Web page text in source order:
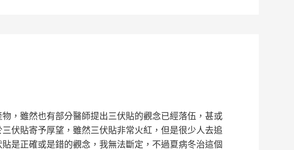
，雖然也有部分醫師提出三伏貼的觀念已經落伍，甚或
伏貼寄予厚望，雖然三伏貼非常火紅，但是很少人去追
是正確或是錯的觀念，我無法斷定，不過夏病冬治這個